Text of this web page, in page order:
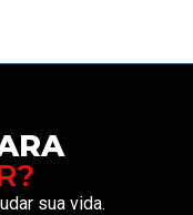
sua vida.